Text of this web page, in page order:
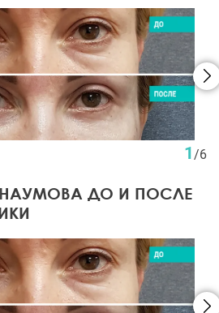
1 /6
НАУМОВА ДО И ПОСЛЕ